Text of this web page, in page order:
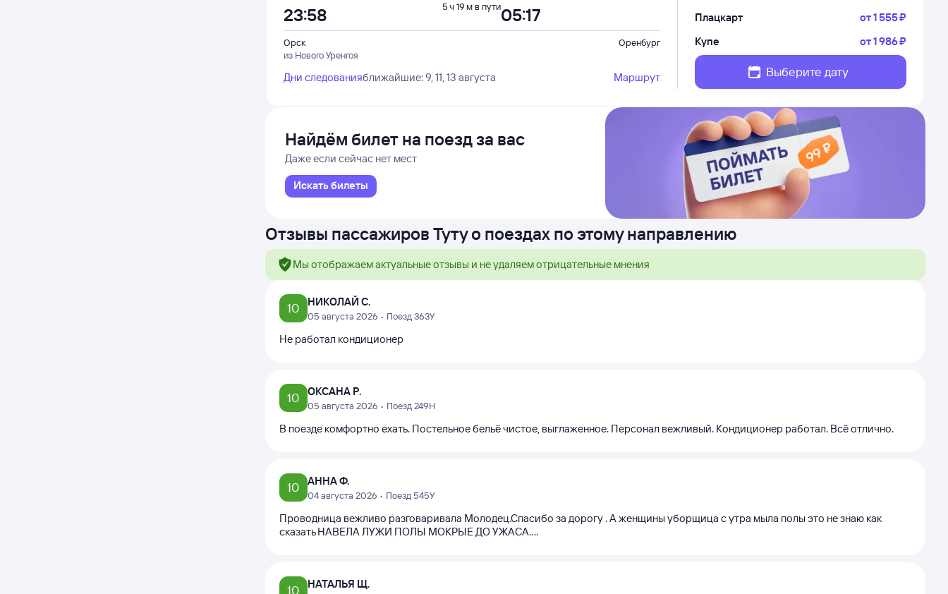
Орск
из Нового Уренгоя
Оренбург
23:58 05:17
5 ч 19 м в пути
Дни следованияближайшие: 9, 11, 13 августа Маршрут
Плацкарт от1 ⁠555 ⁠₽
Купе
от1 ⁠986 ⁠₽
Выберите дату
Найдём билет на поезд за вас
Даже если сейчас нет мест
Искать билеты
Отзывы пассажиров Туту о поездах по этому направлению
Мы отображаем актуальные отзывы и не удаляем отрицательные мнения
10 НИКОЛАЙ С.
05 августа 2026 • Поезд 363У
Не работал кондиционер
10 ОКСАНА Р.
05 августа 2026 • Поезд 249Н
В поезде комфортно ехать. Постельное бельё чистое, выглаженное. Персонал вежливый. Кондиционер работал. Всё отлично.
10 АННА Ф.
04 августа 2026 • Поезд 545У
Проводница вежливо разговаривала Молодец.Спасибо за дорогу . А женщины уборщица с утра мыла полы это не знаю как
сказать НАВЕЛА ЛУЖИ ПОЛЫ МОКРЫЕ ДО УЖАСА....
10 НАТАЛЬЯ Щ.